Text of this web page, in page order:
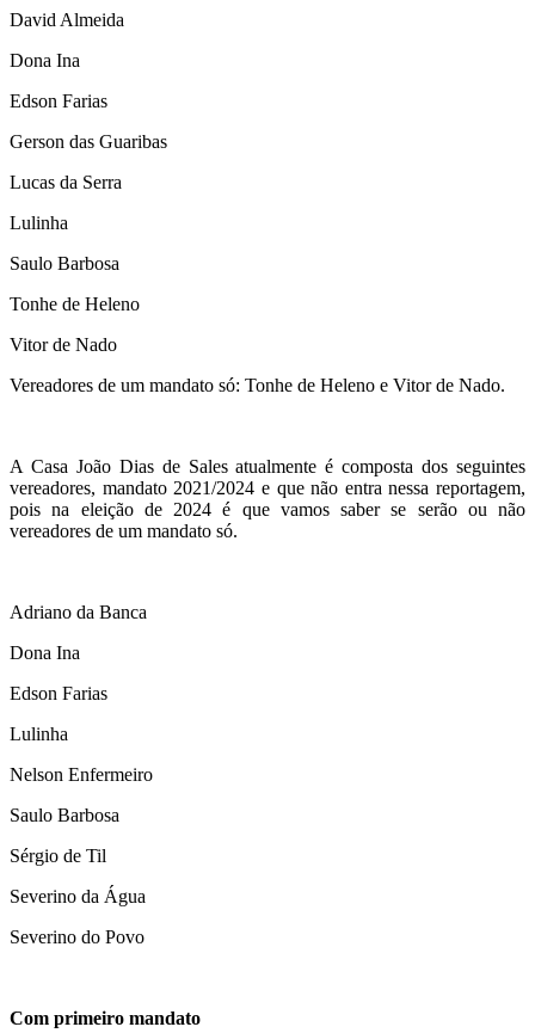
David Almeida
Dona Ina
Edson Farias
Gerson das Guaribas
Lucas da Serra
Lulinha
Saulo Barbosa
Tonhe de Heleno
Vitor de Nado
Vereadores de um mandato só: Tonhe de Heleno e Vitor de Nado.
A Casa João Dias de Sales atualmente é composta dos seguintes
vereadores, mandato 2021/2024 e que não entra nessa reportagem,
pois na eleição de 2024 é que vamos saber se serão ou não
vereadores de um mandato só.
Adriano da Banca
Dona Ina
Edson Farias
Lulinha
Nelson Enfermeiro
Saulo Barbosa
Sérgio de Til
Severino da Água
Severino do Povo
Com primeiro mandato